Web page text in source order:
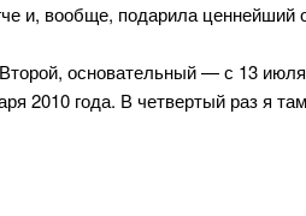
и, вообще, подарила
основательный — с 13
2010 года. В четвертый раз я